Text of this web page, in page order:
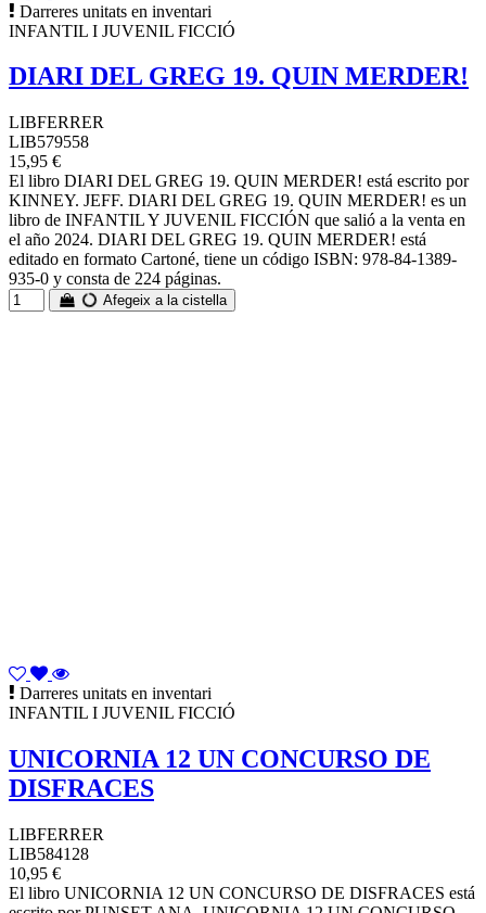
Darreres unitats en inventari
INFANTIL I JUVENIL FICCIÓ
DIARI DEL GREG 19. QUIN MERDER!
LIBFERRER
LIB579558
15,95 €
El libro DIARI DEL GREG 19. QUIN MERDER! está escrito por
KINNEY. JEFF. DIARI DEL GREG 19. QUIN MERDER! es un
libro de INFANTIL Y JUVENIL FICCIÓN que salió a la venta en
el año 2024. DIARI DEL GREG 19. QUIN MERDER! está
editado en formato Cartoné, tiene un código ISBN: 978-84-1389-
935-0 y consta de 224 páginas.
Afegeix a la cistella
Darreres unitats en inventari
INFANTIL I JUVENIL FICCIÓ
UNICORNIA 12 UN CONCURSO DE
DISFRACES
LIBFERRER
LIB584128
10,95 €
El libro UNICORNIA 12 UN CONCURSO DE DISFRACES está